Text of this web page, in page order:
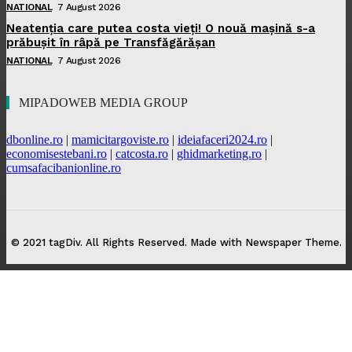
NATIONAL 7 August 2026
Neatenția care putea costa vieți! O nouă mașină s-a
prăbușit în râpă pe Transfăgărășan
NATIONAL 7 August 2026
MIPADOWEB MEDIA GROUP
dbonline.ro | mamicitargoviste.ro | ideiafaceri2024.ro |
economisestebani.ro | catcosta.ro | ghidmarketing.ro |
cumsafacibanionline.ro
© 2021 tagDiv. All Rights Reserved. Made with Newspaper Theme.